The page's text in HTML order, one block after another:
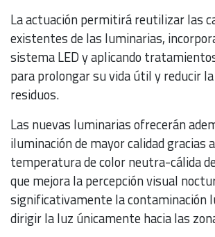
La actuación permitirá reutilizar las
existentes de las luminarias,
sistema LED y aplicando
para prolongar su vida útil y reducir
residuos.
Las nuevas luminarias ofrecerán
iluminación de mayor calidad gracias
temperatura de color neutra-cálida
que mejora la percepción visual
significativamente la contaminación
dirigir la luz únicamente hacia las